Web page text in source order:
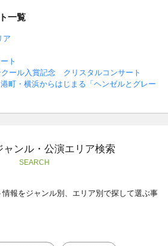
一覧
ア
ト
ール入賞記念 クリスタルコンサート
町・横浜からはじまる「ヘンゼルとグレー
ャンル・公演エリア検索
SEARCH
報をジャンル別、エリア別で探して選ぶ事